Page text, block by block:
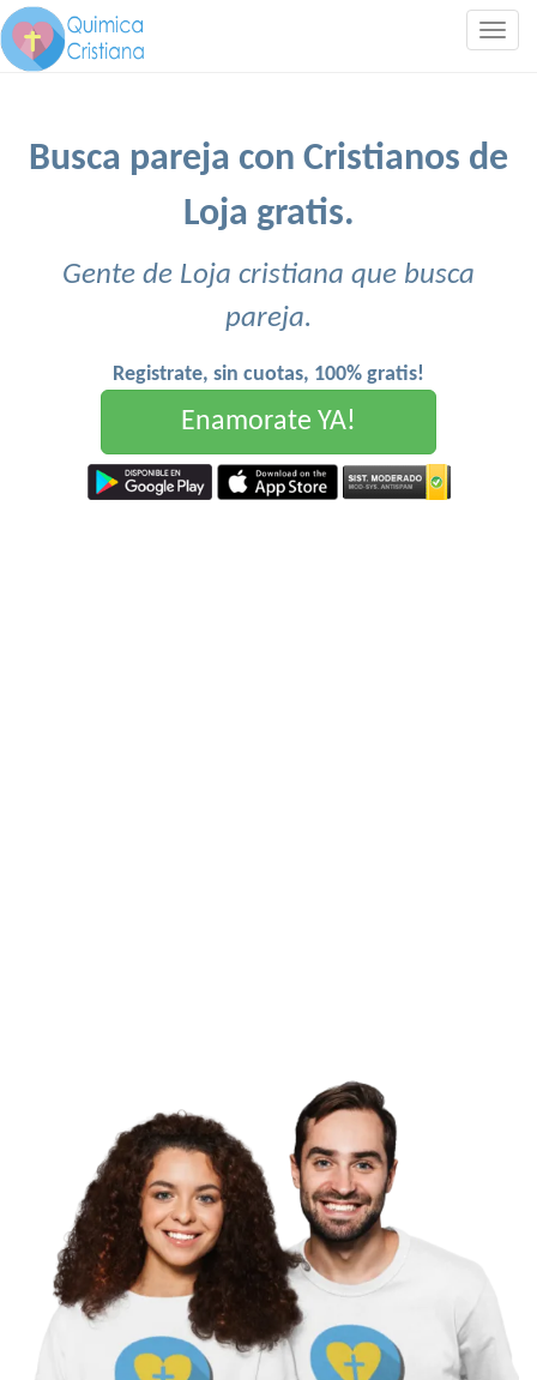
Busca pareja con Cristianos de
Loja gratis.
Gente de Loja cristiana que busca
pareja.
Registrate, sin cuotas, 100% gratis!
Enamorate YA!